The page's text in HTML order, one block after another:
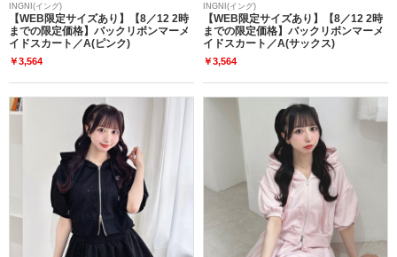
INGNI(イング)
【WEB限定サイズあり】【8／12 2時
までの限定価格】バックリボンマーメ
イドスカート／A(ピンク)
￥3,564
INGNI(イング)
【WEB限定サイズあり】【8／12 2時
までの限定価格】バックリボンマーメ
イドスカート／A(サックス)
￥3,564